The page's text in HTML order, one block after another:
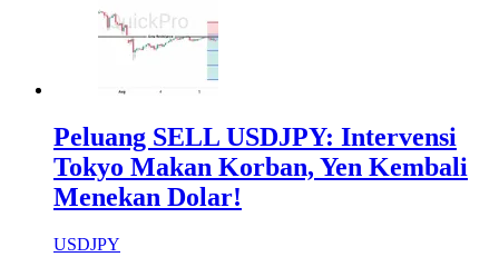
Peluang SELL USDJPY: Intervensi
Tokyo Makan Korban, Yen Kembali
Menekan Dolar!
USDJPY